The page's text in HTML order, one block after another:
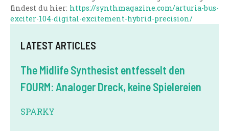
findest du hier: https://synthmagazine.com/arturia-bus-
exciter-104-digital-excitement-hybrid-precision/
LATEST ARTICLES
The Midlife Synthesist entfesselt den
FOURM: Analoger Dreck, keine Spielereien
SPARKY